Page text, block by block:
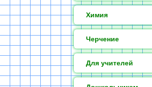
Химия
Черчение
Для учителей